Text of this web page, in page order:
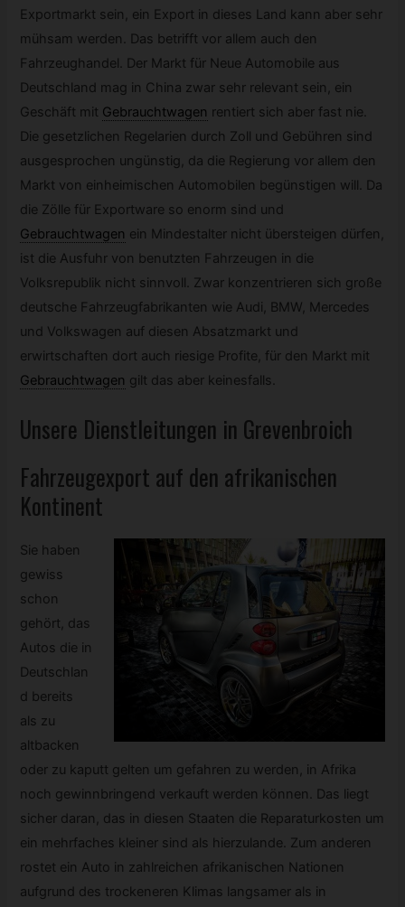
Exportmarkt sein, ein Export in dieses Land kann aber sehr
mühsam werden. Das betrifft vor allem auch den
Fahrzeughandel. Der Markt für Neue Automobile aus
Deutschland mag in China zwar sehr relevant sein, ein
Geschäft mit Gebrauchtwagen rentiert sich aber fast nie.
Die gesetzlichen Regelarien durch Zoll und Gebühren sind
ausgesprochen ungünstig, da die Regierung vor allem den
Markt von einheimischen Automobilen begünstigen will. Da
die Zölle für Exportware so enorm sind und
Gebrauchtwagen ein Mindestalter nicht übersteigen dürfen,
ist die Ausfuhr von benutzten Fahrzeugen in die
Volksrepublik nicht sinnvoll. Zwar konzentrieren sich große
deutsche Fahrzeugfabrikanten wie Audi, BMW, Mercedes
und Volkswagen auf diesen Absatzmarkt und
erwirtschaften dort auch riesige Profite, für den Markt mit
Gebrauchtwagen gilt das aber keinesfalls.
Unsere Dienstleitungen in Grevenbroich
Fahrzeugexport auf den afrikanischen
Kontinent
Sie haben
gewiss
schon
gehört, das
Autos die in
Deutschlan
d bereits
als zu
altbacken
oder zu kaputt gelten um gefahren zu werden, in Afrika
noch gewinnbringend verkauft werden können. Das liegt
sicher daran, das in diesen Staaten die Reparaturkosten um
ein mehrfaches kleiner sind als hierzulande. Zum anderen
rostet ein Auto in zahlreichen afrikanischen Nationen
aufgrund des trockeneren Klimas langsamer als in